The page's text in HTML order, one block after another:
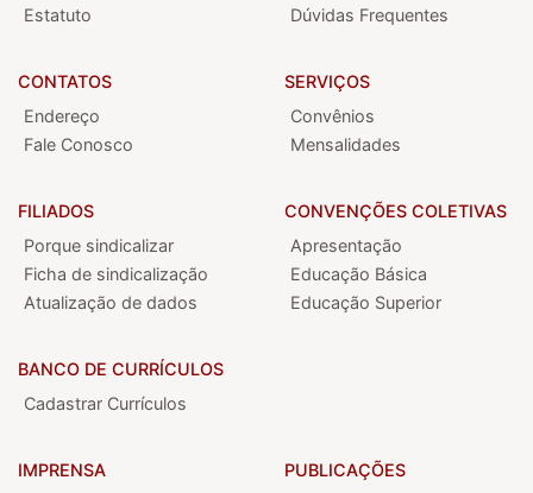
Estatuto
CONTATOS
Endereço
Fale Conosco
Dúvidas Frequentes
SERVIÇOS
Convênios
Mensalidades
FILIADOS
Porque sindicalizar
Ficha de sindicalização
Atualização de dados
BANCO DE CURRÍCULOS
Cadastrar Currículos
CONVENÇÕES COLETIVAS
Apresentação
Educação Básica
Educação Superior
IMPRENSA
PUBLICAÇÕES